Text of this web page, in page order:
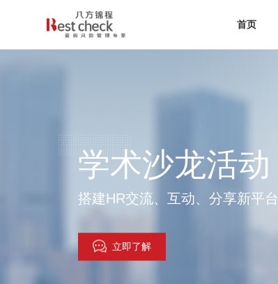
首页
学术沙龙活动
搭建HR交流、互动、分享新平台
立即了解